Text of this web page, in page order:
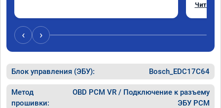
как
Читать
‹ ›
Блок управления (ЭБУ): Bosch_EDC17C64
Метод
прошивки:
OBD PCM VR / Подключение к разъему
ЭБУ PCM